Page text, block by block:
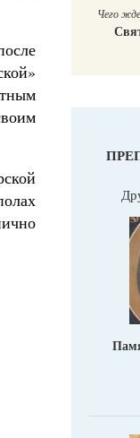
Чего